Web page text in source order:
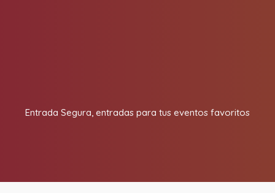
Entrada Segura, entradas para tus eventos favoritos